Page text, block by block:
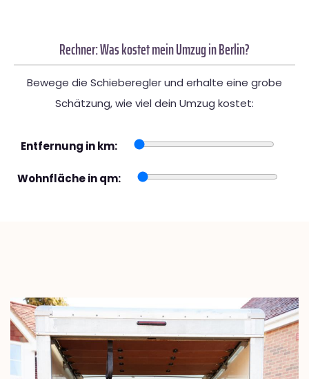
Rechner: Was kostet mein Umzug in Berlin?
Bewege die Schieberegler und erhalte eine grobe
Schätzung, wie viel dein Umzug kostet:
Entfernung in km:
Wohnfläche in qm: